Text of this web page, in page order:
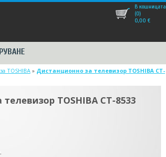
В кошницата
(0)
0,00 €
TOSHIBA » Дистанционно за телевизор TOSHIBA CT-
TOSHIBA CT-8533